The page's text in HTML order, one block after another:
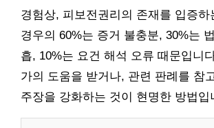
경험상, 피보전권리의 존재를 입증하
경우의 60%는 증거 불충분, 30%는
흡, 10%는 요건 해석 오류 때문입니
가의 도움을 받거나, 관련 판례를 참
주장을 강화하는 것이 현명한 방법입